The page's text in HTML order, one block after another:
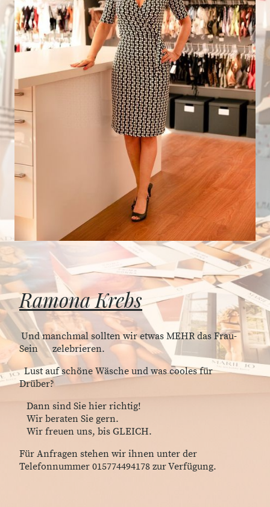
Ramona Krebs
Und manchmal sollten wir etwas MEHR das Frau-
Sein zelebrieren.
Lust auf schöne Wäsche und was cooles für
Drüber?
Dann sind Sie hier richtig!
Wir beraten Sie gern.
Wir freuen uns, bis GLEICH.
Für Anfragen stehen wir ihnen unter der
Telefonnummer 015774494178 zur Verfügung.